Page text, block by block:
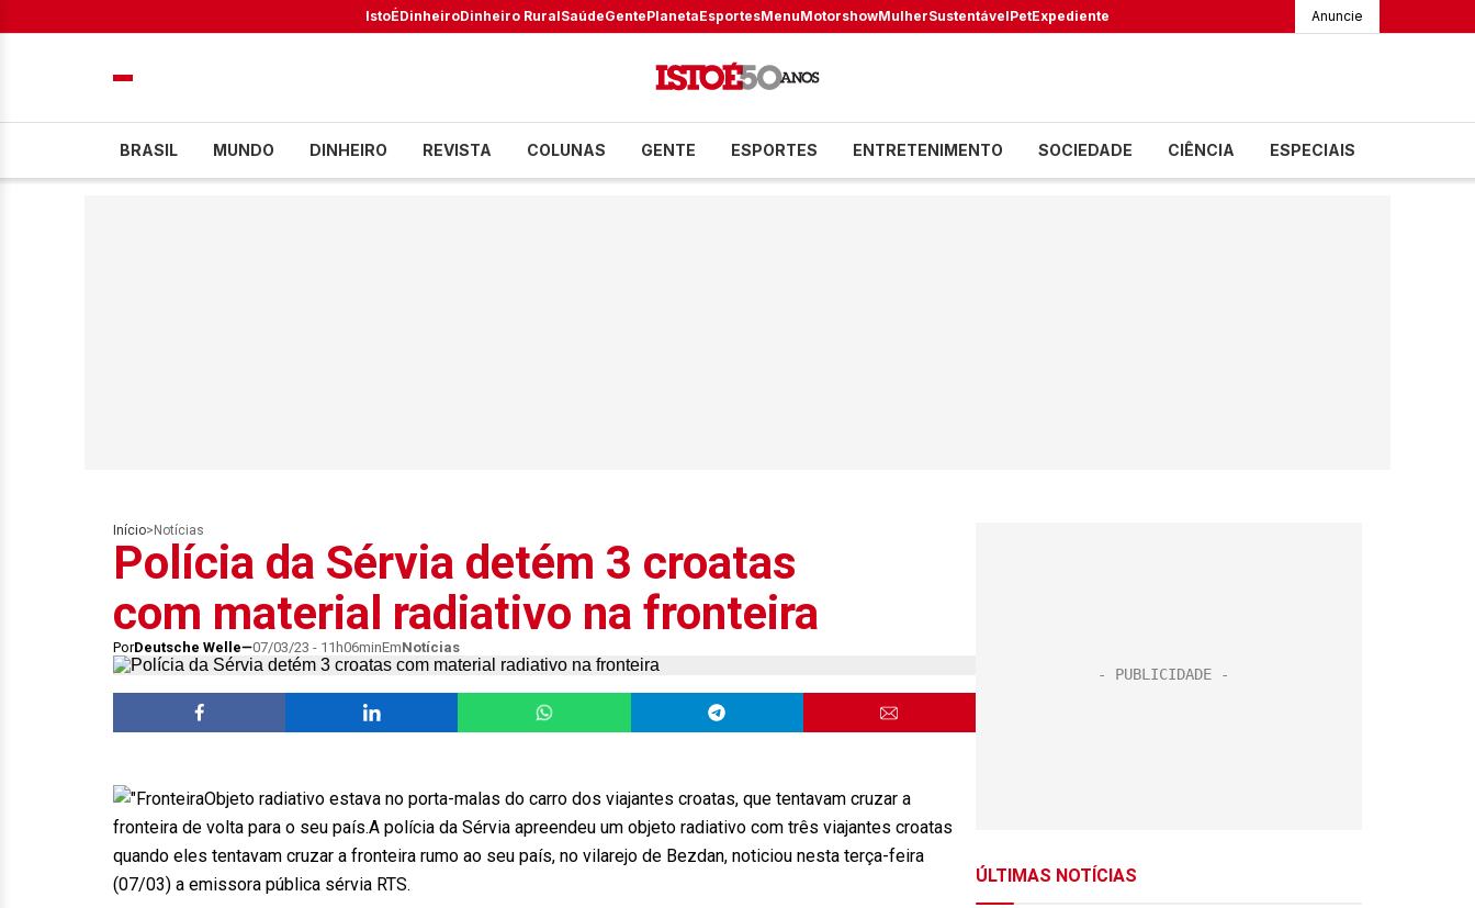
IstoÉDinheiroDinheiro RuralSaúdeGentePlanetaEsportesMenuMotorshowMulherSustentávelPetExpediente Anuncie
BRASIL MUNDO DINHEIRO REVISTA COLUNAS GENTE ESPORTES ENTRETENIMENTO SOCIEDADE CIÊNCIA ESPECIAIS
Início> Notícias
Polícia da Sérvia detém 3 croatas
com material radiativo na fronteira
PorDeutsche Welle 07/03/23 - 11h06minEmNotícias
Objeto radiativo estava no porta-malas do carro dos viajantes croatas, que tentavam cruzar a
fronteira de volta para o seu país.A polícia da Sérvia apreendeu um objeto radiativo com três viajantes croatas
quando eles tentavam cruzar a fronteira rumo ao seu país, no vilarejo de Bezdan, noticiou nesta terça-feira
(07/03) a emissora pública sérvia RTS.